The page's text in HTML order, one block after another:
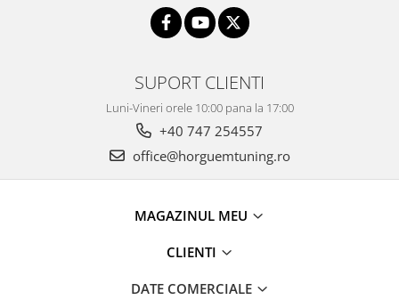
SUPORT CLIENTI
Luni-Vineri orele 10:00 pana la 17:00
+40 747 254557
office@horguemtuning.ro
MAGAZINUL MEU
CLIENTI
DATE COMERCIALE